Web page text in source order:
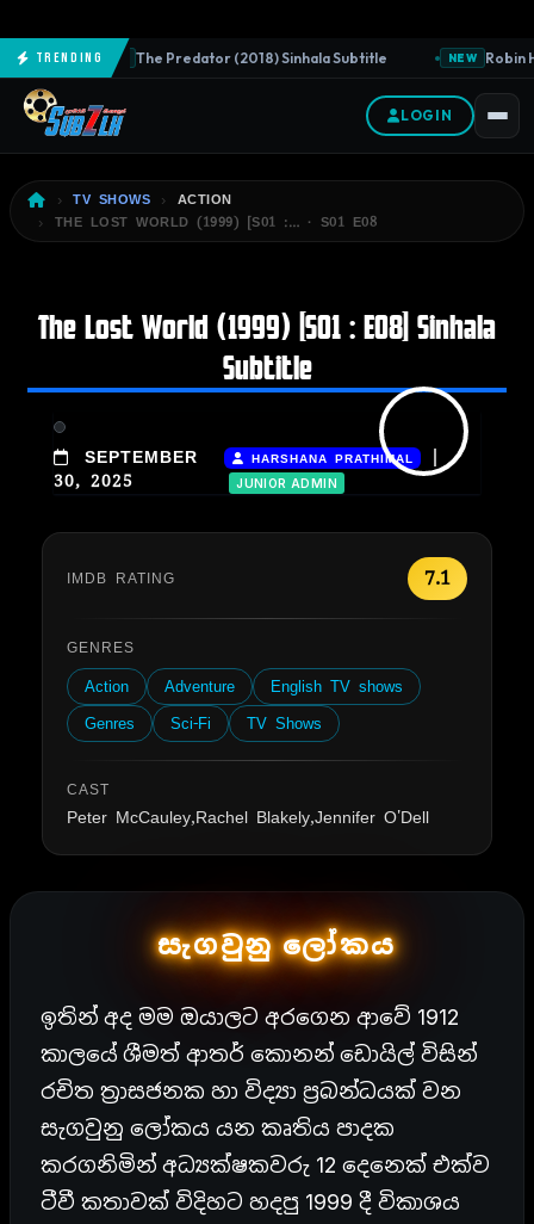
TrendingNEW The Predator (2018) Sinhala Subtitle NEW Robin
LOGIN
TV SHOWS
ACTION
THE LOST WORLD (1999) [S01 :… · S01 E08
The Lost World (1999) [S01 : E08] Sinhala
Subtitle
SEPTEMBER
30, 2025
HARSHANA PRATHIMAL
JUNIOR ADMIN
IMDB RATING 7.1
GENRES
Action Adventure
English TV shows
Genres
Sci-Fi TV Shows
CAST
Peter McCauley,Rachel Blakely,Jennifer O'Dell
සැගවුනු ලෝකය
ඉතින් අද මම ඔයාලට අරගෙන ආවේ 1912
කාලයේ ශීමත් ආතර් කොනන් ඩොයිල් විසින්
රචිත ත්‍රාසජනක හා විද්‍යා ප්‍රබන්ධයක් වන
සැගවුනු ලෝකය යන කෘතිය පාදක
කරගනිමින් අධ්‍යක්ෂකවරු 12 දෙනෙක් එක්ව
ටීවී කතාවක් විදිහට හදපු 1999 දී විකාශය